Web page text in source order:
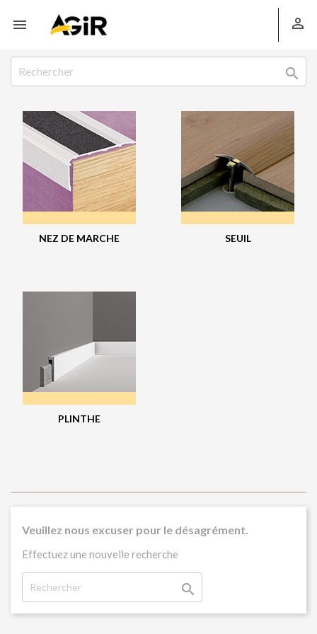
 

NEZ DE MARCHE SEUIL
PLINTHE
Veuillez nous excuser pour le désagrément.
Effectuez une nouvelle recherche
